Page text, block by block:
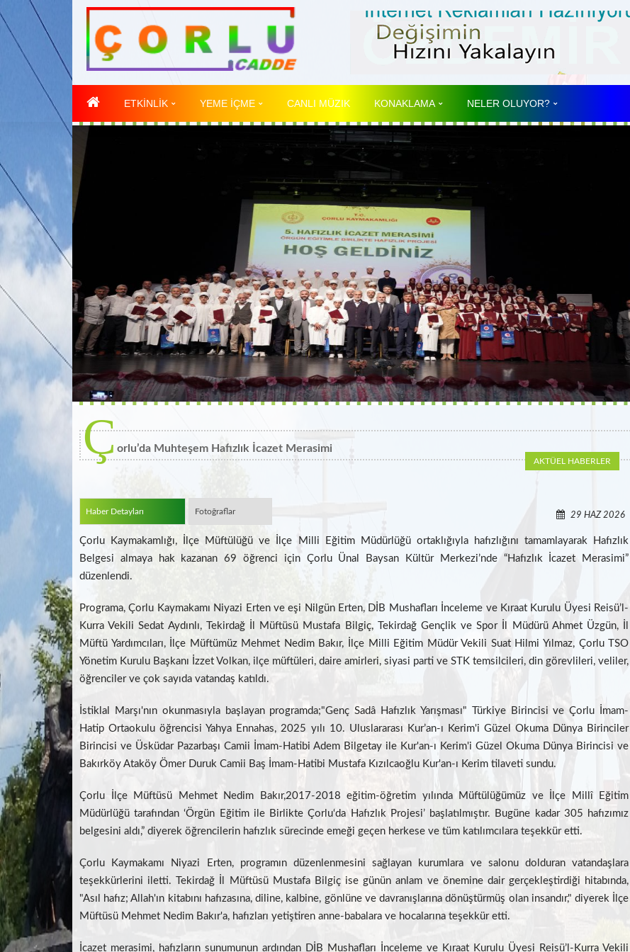
ETKİNLİK YEME İÇME CANLI MÜZIK KONAKLAMA NELER OLUYOR?
FESTIVAL
3. GELENEKSEL KARPUZ FESTIVALI
Çorlu’da Muhteşem Hafızlık İcazet Merasimi
AKTÜEL HABERLER
Haber Detayları Fotoğraflar 29 HAZ 2026
Çorlu Kaymakamlığı, İlçe Müftülüğü ve İlçe Milli Eğitim Müdürlüğü ortaklığıyla hafızlığını tamamlayarak Hafızlık
Belgesi almaya hak kazanan 69 öğrenci için Çorlu Ünal Baysan Kültür Merkezi’nde “Hafızlık İcazet Merasimi”
düzenlendi.
Programa, Çorlu Kaymakamı Niyazi Erten ve eşi Nilgün Erten, DİB Mushafları İnceleme ve Kıraat Kurulu Üyesi Reisü’l-
Kurra Vekili Sedat Aydınlı, Tekirdağ İl Müftüsü Mustafa Bilgiç, Tekirdağ Gençlik ve Spor İl Müdürü Ahmet Üzgün, İl
Müftü Yardımcıları, İlçe Müftümüz Mehmet Nedim Bakır, İlçe Milli Eğitim Müdür Vekili Suat Hilmi Yılmaz, Çorlu TSO
Yönetim Kurulu Başkanı İzzet Volkan, ilçe müftüleri, daire amirleri, siyasi parti ve STK temsilcileri, din görevlileri, veliler,
öğrenciler ve çok sayıda vatandaş katıldı.
İstiklal Marşı'nın okunmasıyla başlayan programda;"Genç Sadâ Hafızlık Yarışması" Türkiye Birincisi ve Çorlu İmam-
Hatip Ortaokulu öğrencisi Yahya Ennahas, 2025 yılı 10. Uluslararası Kur’an-ı Kerim'i Güzel Okuma Dünya Birinciler
Birincisi ve Üsküdar Pazarbaşı Camii İmam-Hatibi Adem Bilgetay ile Kur'an-ı Kerim'i Güzel Okuma Dünya Birincisi ve
Bakırköy Ataköy Ömer Duruk Camii Baş İmam-Hatibi Mustafa Kızılcaoğlu Kur'an-ı Kerim tilaveti sundu.
Çorlu İlçe Müftüsü Mehmet Nedim Bakır,2017-2018 eğitim-öğretim yılında Müftülüğümüz ve İlçe Millî Eğitim
Müdürlüğü tarafından ‘Örgün Eğitim ile Birlikte Çorlu‘da Hafızlık Projesi’ başlatılmıştır. Bugüne kadar 305 hafızımız
belgesini aldı,” diyerek öğrencilerin hafızlık sürecinde emeği geçen herkese ve tüm katılımcılara teşekkür etti.
Çorlu Kaymakamı Niyazi Erten, programın düzenlenmesini sağlayan kurumlara ve salonu dolduran vatandaşlara
teşekkürlerini iletti. Tekirdağ İl Müftüsü Mustafa Bilgiç ise günün anlam ve önemine dair gerçekleştirdiği hitabında,
"Asıl hafız; Allah'ın kitabını hafızasına, diline, kalbine, gönlüne ve davranışlarına dönüştürmüş olan insandır," diyerek İlçe
Müftüsü Mehmet Nedim Bakır'a, hafızları yetiştiren anne-babalara ve hocalarına teşekkür etti.
İcazet merasimi, hafızların sunumunun ardından DİB Mushafları İnceleme ve Kıraat Kurulu Üyesi Reisü’l-Kurra Vekili